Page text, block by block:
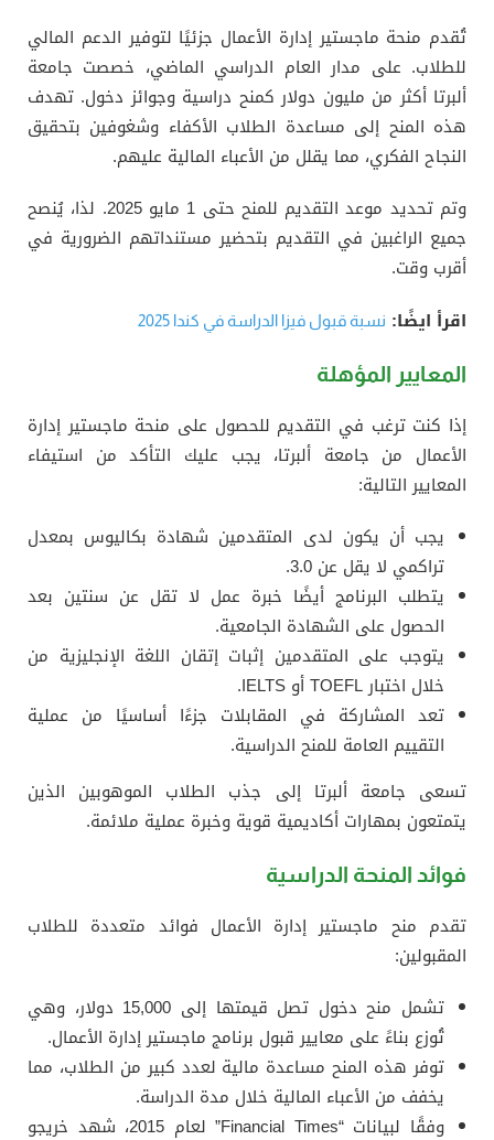
تُقدم منحة ماجستير إدارة الأعمال جزئيًا لتوفير الدعم المالي
للطلاب. على مدار العام الدراسي الماضي، خصصت جامعة
ألبرتا أكثر من مليون دولار كمنح دراسية وجوائز دخول. تهدف
هذه المنح إلى مساعدة الطلاب الأكفاء وشغوفين بتحقيق
النجاح الفكري، مما يقلل من الأعباء المالية عليهم.
وتم تحديد موعد التقديم للمنح حتى 1 مايو 2025. لذا، يُنصح
جميع الراغبين في التقديم بتحضير مستنداتهم الضرورية في
أقرب وقت.
اقرأ ايضًا: نسبة قبول فيزا الدراسة في كندا 2025
المعايير المؤهلة
إذا كنت ترغب في التقديم للحصول على منحة ماجستير إدارة
الأعمال من جامعة ألبرتا، يجب عليك التأكد من استيفاء
المعايير التالية:
يجب أن يكون لدى المتقدمين شهادة بكاليوس بمعدل
تراكمي لا يقل عن 3.0.
يتطلب البرنامج أيضًا خبرة عمل لا تقل عن سنتين بعد
الحصول على الشهادة الجامعية.
يتوجب على المتقدمين إثبات إتقان اللغة الإنجليزية من
خلال اختبار TOEFL أو IELTS.
تعد المشاركة في المقابلات جزءًا أساسيًا من عملية
التقييم العامة للمنح الدراسية.
تسعى جامعة ألبرتا إلى جذب الطلاب الموهوبين الذين
يتمتعون بمهارات أكاديمية قوية وخبرة عملية ملائمة.
فوائد المنحة الدراسية
تقدم منح ماجستير إدارة الأعمال فوائد متعددة للطلاب
المقبولين:
تشمل منح دخول تصل قيمتها إلى 15,000 دولار، وهي
تُوزع بناءً على معايير قبول برنامج ماجستير إدارة الأعمال.
توفر هذه المنح مساعدة مالية لعدد كبير من الطلاب، مما
يخفف من الأعباء المالية خلال مدة الدراسة.
وفقًا لبيانات “Financial Times” لعام 2015، شهد خريجو